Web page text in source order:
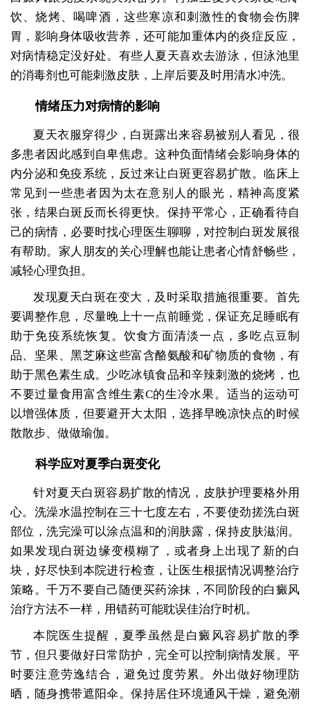
饮、烧烤、喝啤酒，这些寒凉和刺激性的食物会伤脾
胃，影响身体吸收营养，还可能加重体内的炎症反应，
对病情稳定没好处。有些人夏天喜欢去游泳，但泳池里
的消毒剂也可能刺激皮肤，上岸后要及时用清水冲洗。
情绪压力对病情的影响
夏天衣服穿得少，白斑露出来容易被别人看见，很
多患者因此感到自卑焦虑。这种负面情绪会影响身体的
内分泌和免疫系统，反过来让白斑更容易扩散。临床上
常见到一些患者因为太在意别人的眼光，精神高度紧
张，结果白斑反而长得更快。保持平常心，正确看待自
己的病情，必要时找心理医生聊聊，对控制白斑发展很
有帮助。家人朋友的关心理解也能让患者心情舒畅些，
减轻心理负担。
发现夏天白斑在变大，及时采取措施很重要。首先
要调整作息，尽量晚上十一点前睡觉，保证充足睡眠有
助于免疫系统恢复。饮食方面清淡一点，多吃点豆制
品、坚果、黑芝麻这些富含酪氨酸和矿物质的食物，有
助于黑色素生成。少吃冰镇食品和辛辣刺激的烧烤，也
不要过量食用富含维生素C的生冷水果。适当的运动可
以增强体质，但要避开大太阳，选择早晚凉快点的时候
散散步、做做瑜伽。
科学应对夏季白斑变化
针对夏天白斑容易扩散的情况，皮肤护理要格外用
心。洗澡水温控制在三十七度左右，不要使劲搓洗白斑
部位，洗完澡可以涂点温和的润肤露，保持皮肤滋润。
如果发现白斑边缘变模糊了，或者身上出现了新的白
块，好尽快到本院进行检查，让医生根据情况调整治疗
策略。千万不要自己随便买药涂抹，不同阶段的白癜风
治疗方法不一样，用错药可能耽误佳治疗时机。
本院医生提醒，夏季虽然是白癜风容易扩散的季
节，但只要做好日常防护，完全可以控制病情发展。平
时要注意劳逸结合，避免过度劳累。外出做好物理防
晒，随身携带遮阳伞。保持居住环境通风干燥，避免潮